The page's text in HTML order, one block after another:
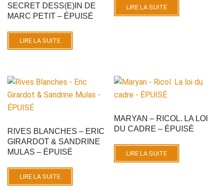
SECRET DESS(E)IN DE
MARC PETIT – ÉPUISÉ
LIRE LA SUITE
LIRE LA SUITE
RIVES BLANCHES – ERIC
GIRARDOT & SANDRINE
MULAS – ÉPUISÉ
LIRE LA SUITE
MARYAN – RICOL. LA LOI
DU CADRE – ÉPUISÉ
LIRE LA SUITE